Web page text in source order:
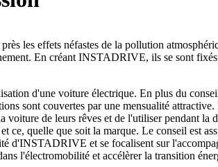
les effets néfastes de la pollution
En créant INSTADRIVE, ils se sont
d'une voiture électrique. En plus du
sont couvertes par une mensualité
de leurs rêves et de l'utiliser pendant la
quelle que soit la marque. Le conseil est
et se focalisent sur
l'électromobilité et accélèrer la transition